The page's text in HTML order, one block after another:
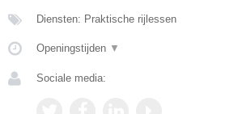
Diensten: Praktische rijlessen
Openingstijden ▼
Sociale media: